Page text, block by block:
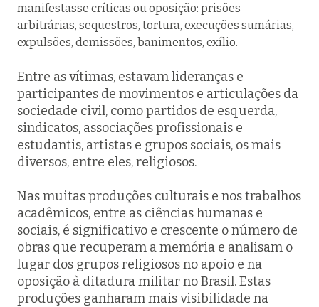
manifestasse críticas ou oposição: prisões
arbitrárias, sequestros, tortura, execuções sumárias,
expulsões, demissões, banimentos, exílio.
Entre as vítimas, estavam lideranças e
participantes de movimentos e articulações da
sociedade civil, como partidos de esquerda,
sindicatos, associações profissionais e
estudantis, artistas e grupos sociais, os mais
diversos, entre eles, religiosos.
Nas muitas produções culturais e nos trabalhos
acadêmicos, entre as ciências humanas e
sociais, é significativo e crescente o número de
obras que recuperam a memória e analisam o
lugar dos grupos religiosos no apoio e na
oposição à ditadura militar no Brasil. Estas
produções ganharam mais visibilidade na